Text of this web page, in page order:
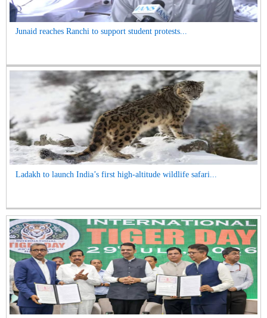
Junaid reaches Ranchi to support student protests...
Ladakh to launch India’s first high-altitude wildlife safari...